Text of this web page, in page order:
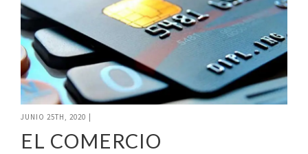
JUNIO 25TH, 2020
EL COMERCIO